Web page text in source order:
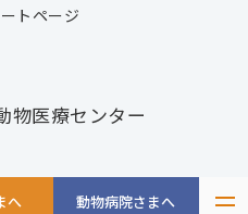
へ 動物病院さまへ
トページ
物医療センター